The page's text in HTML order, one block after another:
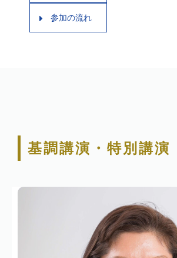
参加の流れ
基調講演・特別講演